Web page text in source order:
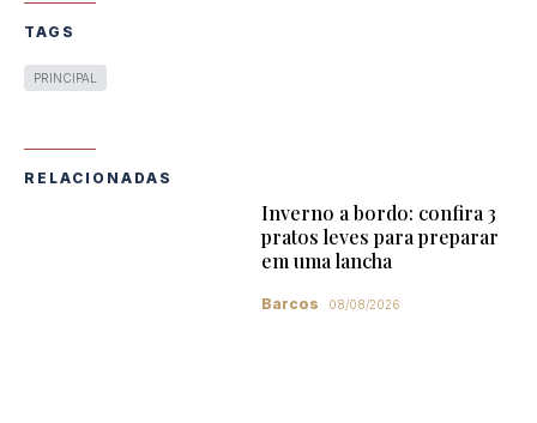
TAGS
PRINCIPAL
RELACIONADAS
Inverno a bordo: confira 3
pratos leves para preparar
em uma lancha
Barcos 08/08/2026